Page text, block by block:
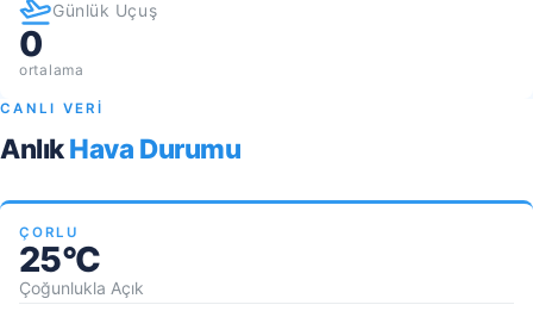
Günlük Uçuş
0
ortalama
CANLI VERİ
AnlıkHava Durumu
ÇORLU
25°C
Çoğunlukla Açık